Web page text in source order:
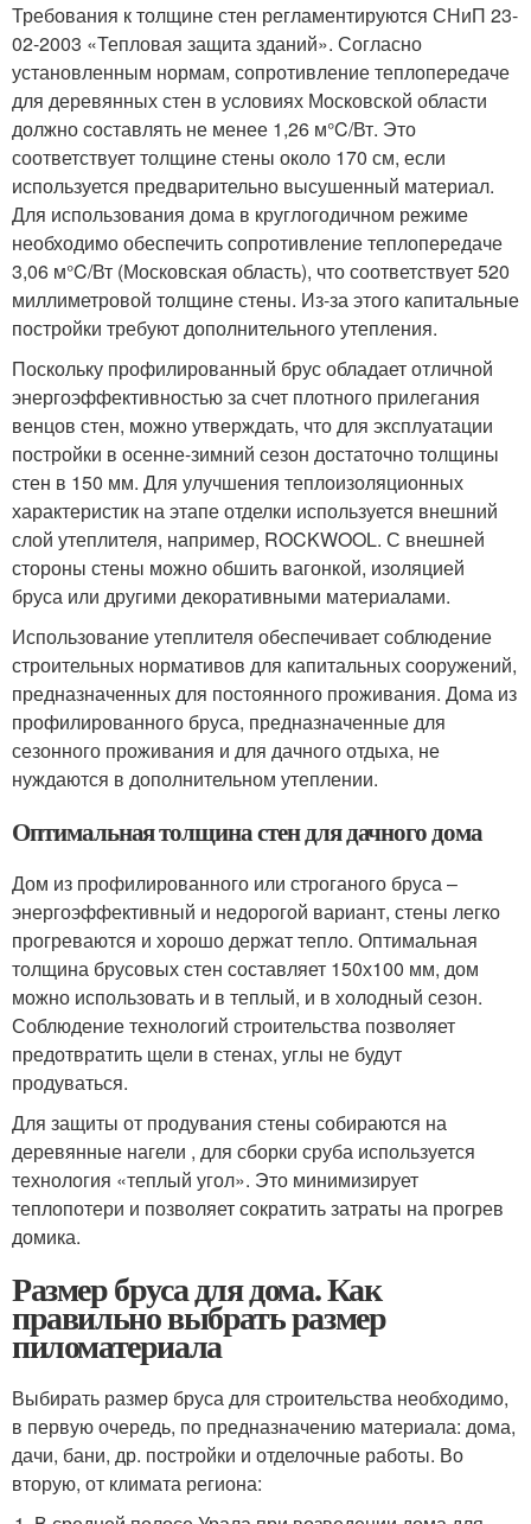
Требования к толщине стен регламентируются СНиП 23-
02-2003 «Тепловая защита зданий». Согласно
установленным нормам, сопротивление теплопередаче
для деревянных стен в условиях Московской области
должно составлять не менее 1,26 м°C/Вт. Это
соответствует толщине стены около 170 см, если
используется предварительно высушенный материал.
Для использования дома в круглогодичном режиме
необходимо обеспечить сопротивление теплопередаче
3,06 м°C/Вт (Московская область), что соответствует 520
миллиметровой толщине стены. Из-за этого капитальные
постройки требуют дополнительного утепления.
Поскольку профилированный брус обладает отличной
энергоэффективностью за счет плотного прилегания
венцов стен, можно утверждать, что для эксплуатации
постройки в осенне-зимний сезон достаточно толщины
стен в 150 мм. Для улучшения теплоизоляционных
характеристик на этапе отделки используется внешний
слой утеплителя, например, ROCKWOOL. С внешней
стороны стены можно обшить вагонкой, изоляцией
бруса или другими декоративными материалами.
Использование утеплителя обеспечивает соблюдение
строительных нормативов для капитальных сооружений,
предназначенных для постоянного проживания. Дома из
профилированного бруса, предназначенные для
сезонного проживания и для дачного отдыха, не
нуждаются в дополнительном утеплении.
Оптимальная толщина стен для дачного дома
Дом из профилированного или строганого бруса –
энергоэффективный и недорогой вариант, стены легко
прогреваются и хорошо держат тепло. Оптимальная
толщина брусовых стен составляет 150х100 мм, дом
можно использовать и в теплый, и в холодный сезон.
Соблюдение технологий строительства позволяет
предотвратить щели в стенах, углы не будут
продуваться.
Для защиты от продувания стены собираются на
деревянные нагели , для сборки сруба используется
технология «теплый угол». Это минимизирует
теплопотери и позволяет сократить затраты на прогрев
домика.
Размер бруса для дома. Как
правильно выбрать размер
пиломатериала
Выбирать размер бруса для строительства необходимо,
в первую очередь, по предназначению материала: дома,
дачи, бани, др. постройки и отделочные работы. Во
вторую, от климата региона: